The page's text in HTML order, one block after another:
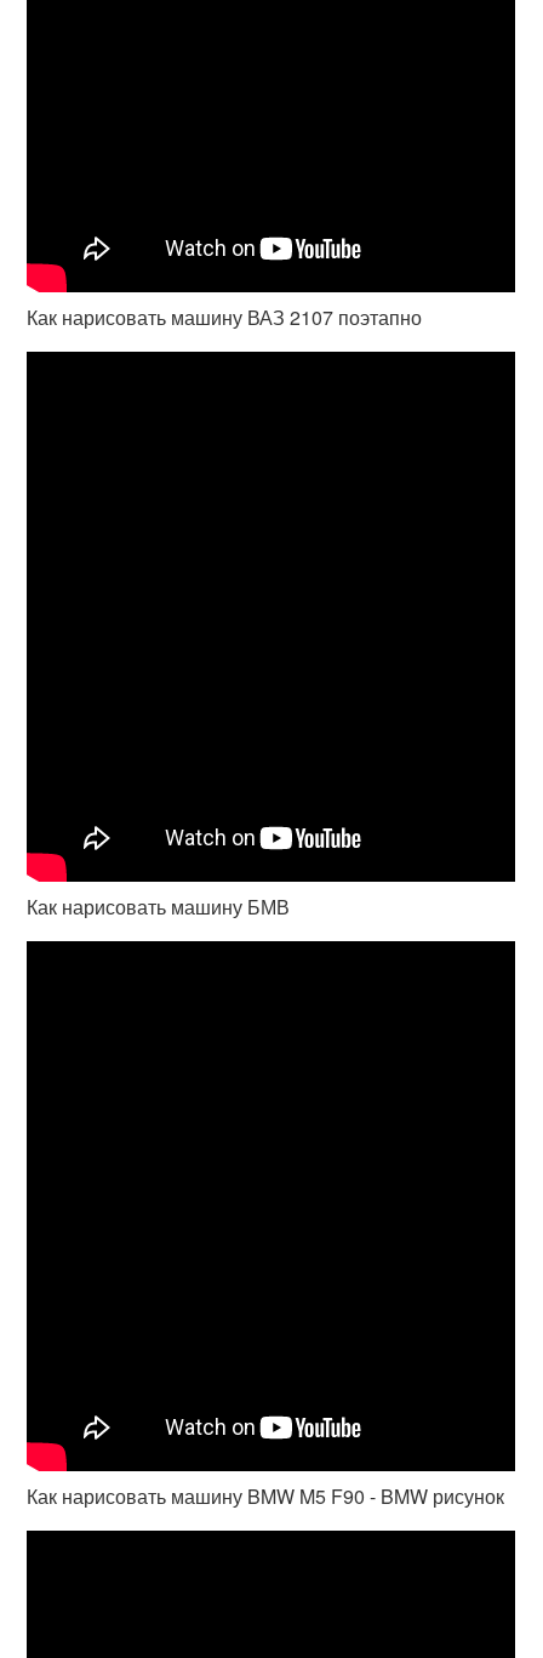
Как нарисовать машину ВАЗ 2107 поэтапно
Как нарисовать машину БМВ
Как нарисовать машину BMW M5 F90 - BMW рисунок